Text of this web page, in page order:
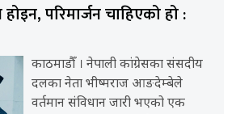
परिमार्जन चाहिएको हो :
काठमाडौँ । नेपाली कांग्रेसका संसदीय
दलका नेता भीष्मराज आङदेम्बेले
वर्तमान संविधान जारी भएको एक